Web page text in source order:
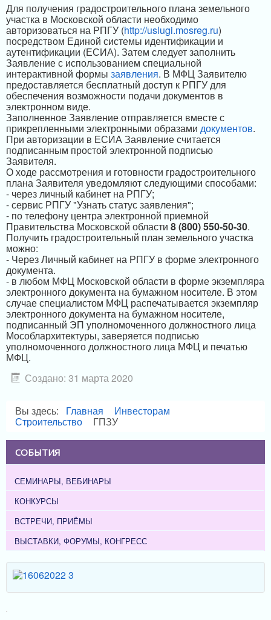
Для получения градостроительного плана земельного
участка в Московской области необходимо
авторизоваться на РПГУ (http://uslugi.mosreg.ru)
посредством Единой системы идентификации и
аутентификации (ЕСИА). Затем следует заполнить
Заявление с использованием специальной
интерактивной формы заявления. В МФЦ Заявителю
предоставляется бесплатный доступ к РПГУ для
обеспечения возможности подачи документов в
электронном виде.
Заполненное Заявление отправляется вместе с
прикрепленными электронными образами документов.
При авторизации в ЕСИА Заявление считается
подписанным простой электронной подписью
Заявителя.
О ходе рассмотрения и готовности градостроительного
плана Заявителя уведомляют следующими способами:
- через личный кабинет на РПГУ;
- сервис РПГУ "Узнать статус заявления";
- по телефону центра электронной приемной
Правительства Московской области 8 (800) 550-50-30.
Получить градостроительный план земельного участка
можно:
- Через Личный кабинет на РПГУ в форме электронного
документа.
- в любом МФЦ Московской области в форме экземпляра
электронного документа на бумажном носителе. В этом
случае специалистом МФЦ распечатывается экземпляр
электронного документа на бумажном носителе,
подписанный ЭП уполномоченного должностного лица
Мособлархитектуры, заверяется подписью
уполномоченного должностного лица МФЦ и печатью
МФЦ.
Создано: 31 марта 2020
Вы здесь: Главная Инвесторам
Строительство ГПЗУ
СОБЫТИЯ
СЕМИНАРЫ, ВЕБИНАРЫ
КОНКУРСЫ
ВСТРЕЧИ, ПРИЁМЫ
ВЫСТАВКИ, ФОРУМЫ, КОНГРЕСС